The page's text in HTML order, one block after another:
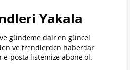
Yakala
gündeme dair en güncel
ve trendlerden haberdar
e-posta listemize abone ol.